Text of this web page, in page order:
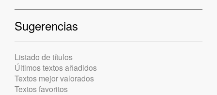
Sugerencias
Listado de títulos
Últimos textos añadidos
Textos mejor valorados
Textos favoritos